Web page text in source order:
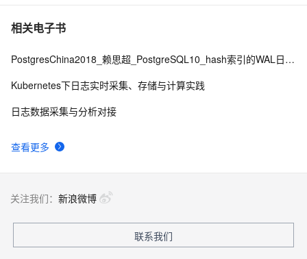
相关电子书
查看更多
PostgresChina2018_赖思超_PostgreSQL10_hash索引的WAL日志修改版final
Kubernetes下日志实时采集、存储与计算实践
日志数据采集与分析对接
关注我们： 新浪微博
联系我们